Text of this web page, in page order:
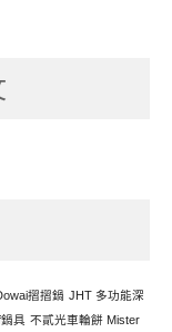
摺摺鍋 JHT 多功能深
具 不貳光車輪餅 Mister